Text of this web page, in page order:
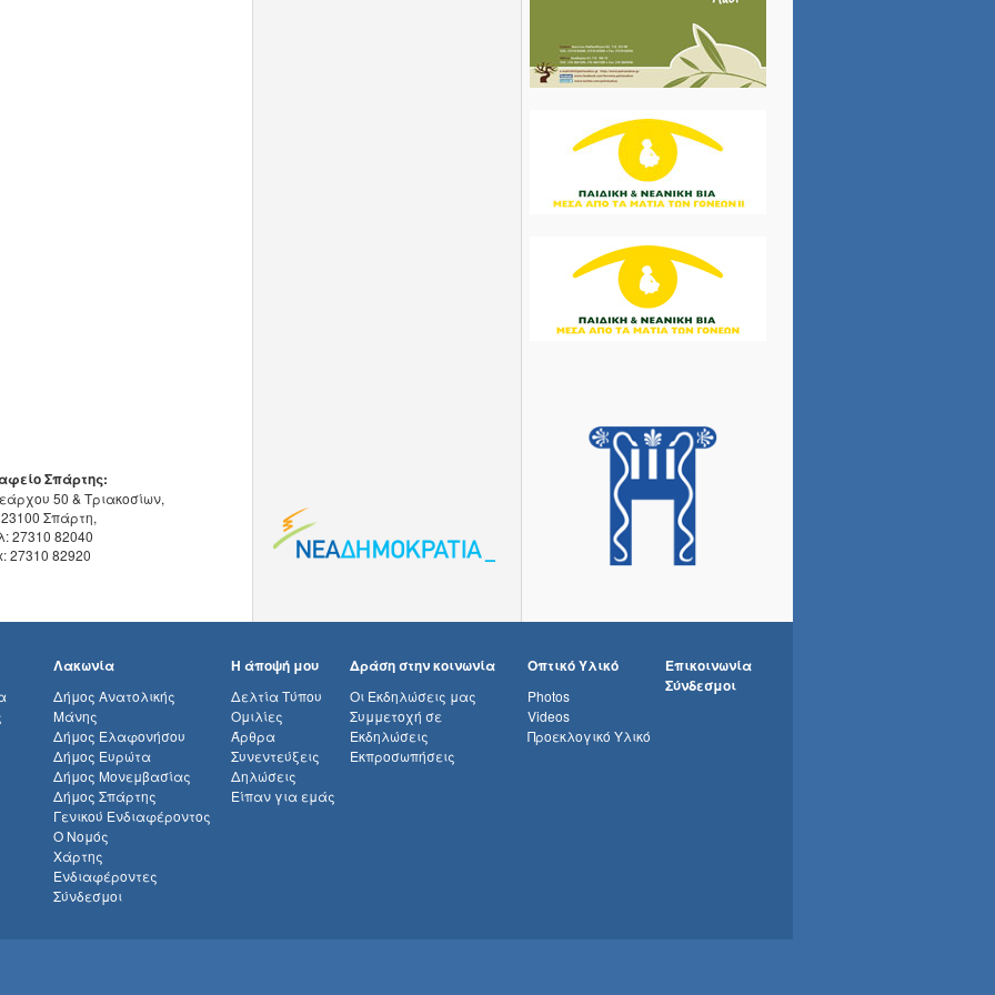
Σπάρτης:
50 & Τριακοσίων,
Σπάρτη,
27310 82040
27310 82920
Λακωνία
Δήμος Ανατολικής
Μάνης
Δήμος Ελαφονήσου
Δήμος Ευρώτα
Δήμος Μονεμβασίας
Δήμος Σπάρτης
Γενικού Ενδιαφέροντος
Ο Νομός
Χάρτης
Ενδιαφέροντες
Σύνδεσμοι
Η άποψή μου
Δελτία Τύπου
Ομιλίες
Άρθρα
Συνεντεύξεις
Δηλώσεις
Είπαν για εμάς
Δράση στην κοινωνία
Οι Εκδηλώσεις μας
Συμμετοχή σε
Εκδηλώσεις
Εκπροσωπήσεις
Οπτικό Υλικό
Photos
Videos
Προεκλογικό Υλικό
Επικοινωνία
Σύνδεσμοι